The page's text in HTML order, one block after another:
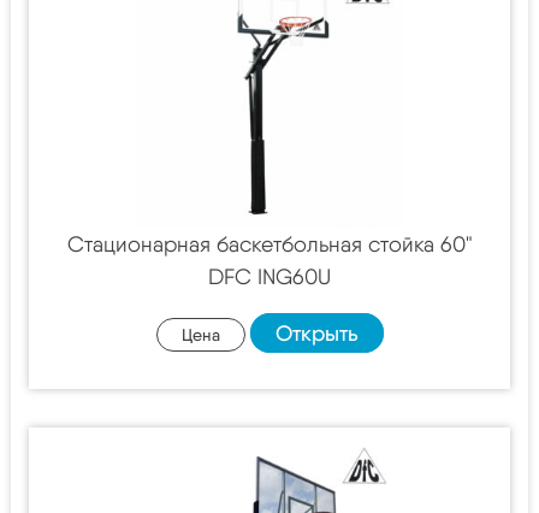
Стационарная баскетбольная стойка 60"
DFC ING60U
Цена Открыть